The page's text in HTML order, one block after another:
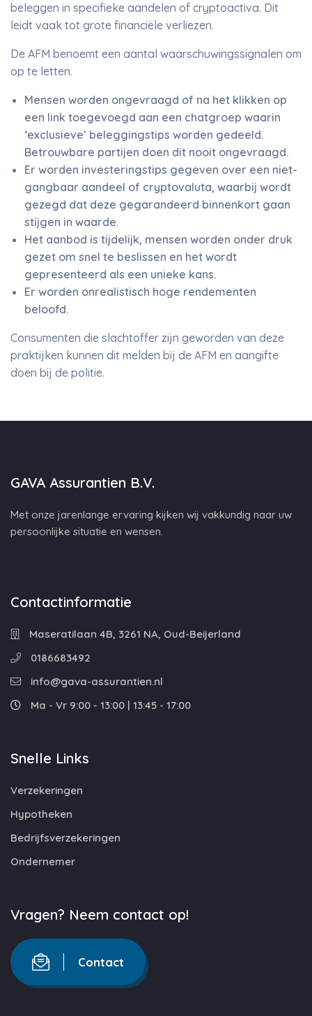
beleggen in specifieke aandelen of cryptoactiva. Dit
leidt vaak tot grote financiële verliezen.
De AFM benoemt een aantal waarschuwingssignalen om
op te letten.
Mensen worden ongevraagd of na het klikken op
een link toegevoegd aan een chatgroep waarin
‘exclusieve’ beleggingstips worden gedeeld.
Betrouwbare partijen doen dit nooit ongevraagd.
Er worden investeringstips gegeven over een niet-
gangbaar aandeel of cryptovaluta, waarbij wordt
gezegd dat deze gegarandeerd binnenkort gaan
stijgen in waarde.
Het aanbod is tijdelijk, mensen worden onder druk
gezet om snel te beslissen en het wordt
gepresenteerd als een unieke kans.
Er worden onrealistisch hoge rendementen
beloofd.
Consumenten die slachtoffer zijn geworden van deze
praktijken kunnen dit melden bij de AFM en aangifte
doen bij de politie.
GAVA Assurantien B.V.
Met onze jarenlange ervaring kijken wij vakkundig naar uw
persoonlijke situatie en wensen.
Contactinformatie
Maseratilaan 4B, 3261 NA, Oud-Beijerland
0186683492
info@gava-assurantien.nl
Ma - Vr 9:00 - 13:00 | 13:45 - 17:00
Snelle Links
Verzekeringen
Hypotheken
Bedrijfsverzekeringen
Ondernemer
Vragen? Neem contact op!
Contact